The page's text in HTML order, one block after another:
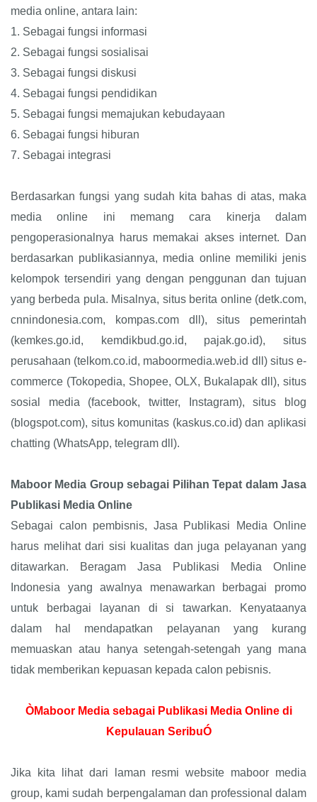
media online, antara lain:
1. Sebagai fungsi informasi
2. Sebagai fungsi sosialisai
3. Sebagai fungsi diskusi
4. Sebagai fungsi pendidikan
5. Sebagai fungsi memajukan kebudayaan
6. Sebagai fungsi hiburan
7. Sebagai integrasi
Berdasarkan fungsi yang sudah kita bahas di atas, maka
media online ini memang cara kinerja dalam
pengoperasionalnya harus memakai akses internet. Dan
berdasarkan publikasiannya, media online memiliki jenis
kelompok tersendiri yang dengan penggunan dan tujuan
yang berbeda pula. Misalnya, situs berita online (detk.com,
cnnindonesia.com, kompas.com dll), situs pemerintah
(kemkes.go.id, kemdikbud.go.id, pajak.go.id), situs
perusahaan (telkom.co.id, maboormedia.web.id dll) situs e-
commerce (Tokopedia, Shopee, OLX, Bukalapak dll), situs
sosial media (facebook, twitter, Instagram), situs blog
(blogspot.com), situs komunitas (kaskus.co.id) dan aplikasi
chatting (WhatsApp, telegram dll).
Maboor Media Group sebagai Pilihan Tepat dalam Jasa
Publikasi Media Online
Sebagai calon pembisnis, Jasa Publikasi Media Online
harus melihat dari sisi kualitas dan juga pelayanan yang
ditawarkan. Beragam Jasa Publikasi Media Online
Indonesia yang awalnya menawarkan berbagai promo
untuk berbagai layanan di si tawarkan. Kenyataanya
dalam hal mendapatkan pelayanan yang kurang
memuaskan atau hanya setengah-setengah yang mana
tidak memberikan kepuasan kepada calon pebisnis.
ÒMaboor Media sebagai Publikasi Media Online di
Kepulauan SeribuÓ
Jika kita lihat dari laman resmi website maboor media
group, kami sudah berpengalaman dan professional dalam